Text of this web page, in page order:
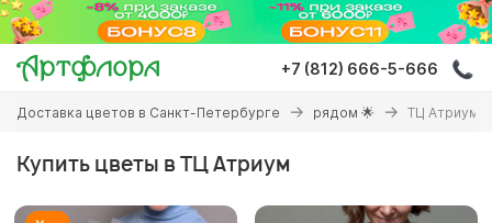
Перейти
основному
содержанию
+7 (812) 666-5-666
Вы
здесь
Доставка цветов в Санкт-Петербурге рядом 🌟 ТЦ Атриум
Купить цветы в ТЦ Атриум